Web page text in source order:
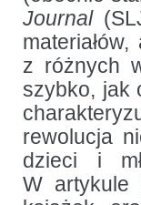
Journal
z różnych
szybko, jak
rewolucja
dzieci i
W artykule